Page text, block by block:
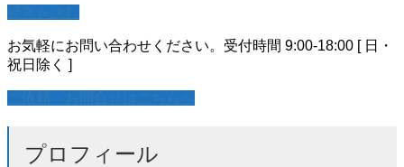
お気軽にお問い合わせください。 受付時間 9:00-18:00 [ 日・
祝日除く ]
プロフィール